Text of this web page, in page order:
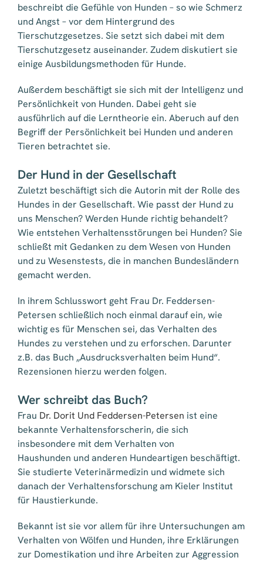
beschreibt die Gefühle von Hunden – so wie Schmerz
und Angst – vor dem Hintergrund des
Tierschutzgesetzes. Sie setzt sich dabei mit dem
Tierschutzgesetz auseinander. Zudem diskutiert sie
einige Ausbildungsmethoden für Hunde.
Außerdem beschäftigt sie sich mit der Intelligenz und
Persönlichkeit von Hunden. Dabei geht sie
ausführlich auf die Lerntheorie ein. Aberuch auf den
Begriff der Persönlichkeit bei Hunden und anderen
Tieren betrachtet sie.
Der Hund in der Gesellschaft
Zuletzt beschäftigt sich die Autorin mit der Rolle des
Hundes in der Gesellschaft. Wie passt der Hund zu
uns Menschen? Werden Hunde richtig behandelt?
Wie entstehen Verhaltensstörungen bei Hunden? Sie
schließt mit Gedanken zu dem Wesen von Hunden
und zu Wesenstests, die in manchen Bundesländern
gemacht werden.
In ihrem Schlusswort geht Frau Dr. Feddersen-
Petersen schließlich noch einmal darauf ein, wie
wichtig es für Menschen sei, das Verhalten des
Hundes zu verstehen und zu erforschen. Darunter
z.B. das Buch „Ausdrucksverhalten beim Hund“.
Rezensionen hierzu werden folgen.
Wer schreibt das Buch?
Frau Dr. Dorit Und Feddersen-Petersen ist eine
bekannte Verhaltensforscherin, die sich
insbesondere mit dem Verhalten von
Haushunden und anderen Hundeartigen beschäftigt.
Sie studierte Veterinärmedizin und widmete sich
danach der Verhaltensforschung am Kieler Institut
für Haustierkunde.
Bekannt ist sie vor allem für ihre Untersuchungen am
Verhalten von Wölfen und Hunden, ihre Erklärungen
zur Domestikation und ihre Arbeiten zur Aggression